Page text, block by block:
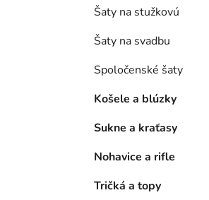
Šaty na stužkovú
Šaty na svadbu
Spoločenské šaty
Košele a blúzky
Sukne a kraťasy
Nohavice a rifle
Tričká a topy